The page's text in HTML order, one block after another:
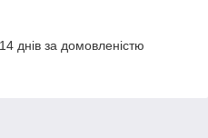
днів за домовленістю